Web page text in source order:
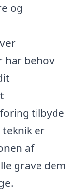
og
har behov
tilbyde
teknik er
af
grave dem